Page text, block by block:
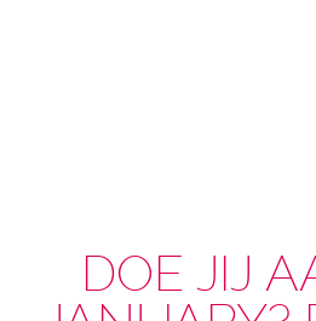
DOE JIJ